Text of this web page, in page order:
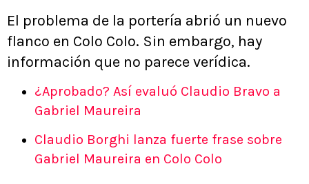
El problema de la portería abrió un nuevo
flanco en Colo Colo. Sin embargo, hay
información que no parece verídica.
¿Aprobado? Así evaluó Claudio Bravo a
Gabriel Maureira
Claudio Borghi lanza fuerte frase sobre
Gabriel Maureira en Colo Colo